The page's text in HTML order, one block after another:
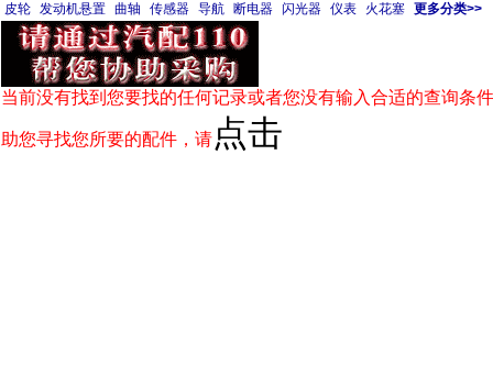
皮轮 发动机悬置 曲轴 传感器 导航 断电器 闪光器 仪表 火花塞 更多分类>>
当前没有找到您要找的任何记录或者您没有输入合适的查询条
助您寻找您所要的配件，请 点击